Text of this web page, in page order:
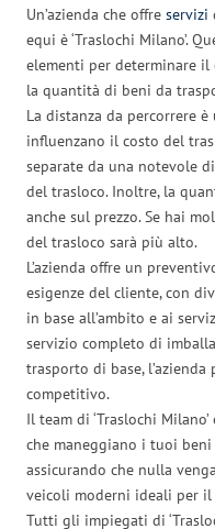
Un’azienda che offre servizi
equi è ‘Traslochi Milano’.
elementi per determinare il
la quantità di beni da
La distanza da percorrere
influenzano il costo del
separate da una notevole
del trasloco. Inoltre, la
anche sul prezzo. Se hai
del trasloco sarà più alto.
L’azienda offre un
esigenze del cliente, con
in base all’ambito e ai
servizio completo di
trasporto di base,
competitivo.
Il team di ‘Traslochi
che maneggiano i tuoi
assicurando che nulla
veicoli moderni ideali per
Tutti gli impiegati di